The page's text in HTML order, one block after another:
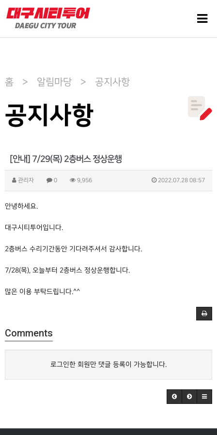
홈 > 알림마당 > 공지사항
공지사항
[안내] 7/29(목) 2층버스 정상운행
관리자 0 9,956 2022.07.28 08:57
안녕하세요.
대구시티투어입니다.
2층버스 수리기간동안 기다려주셔서 감사합니다.
7/28(목), 오늘부터 2층버스 정상운행합니다.
많은 이용 부탁드립니다.^^
Comments
로그인한 회원만 댓글 등록이 가능합니다.